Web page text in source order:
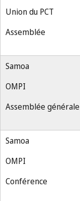
Union du PCT
Assemblée
Samoa
OMPI
Assemblée générale
Samoa
OMPI
Conférence